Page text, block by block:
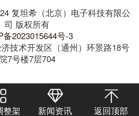
复坦希（北京）电子科技有限公
司 版权所有
备2023015644号-3
技术开发区（通州）环景路18号
院7号楼7层704
整架 新闻资讯 返回顶部